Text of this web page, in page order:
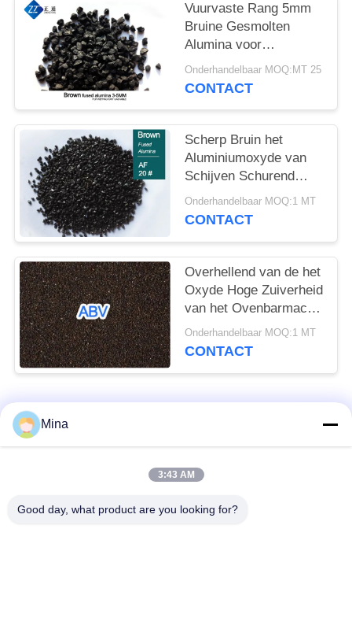
Vuurvaste Rang 5mm
Bruine Gesmolten
Alumina voor
Castables
Onderhandelbaar MOQ:MT 25
CONTACT
Scherp Bruin het
Aluminiumoxyde van
Schijven Schurend
Grutten FEPA 20#
Onderhandelbaar MOQ:1 MT
CONTACT
Overhellend van de het
Oxyde Hoge Zuiverheid
van het Ovenbarmac
Gesmolten Aluminium
Trigonal het
Onderhandelbaar MOQ:1 MT
CONTACT
populaire categorieën
Ceramische het
Mina
3:43 AM
Good day, what product are you looking for?